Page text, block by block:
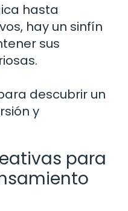
hasta
hay un sinfín
sus
descubrir un
y
para